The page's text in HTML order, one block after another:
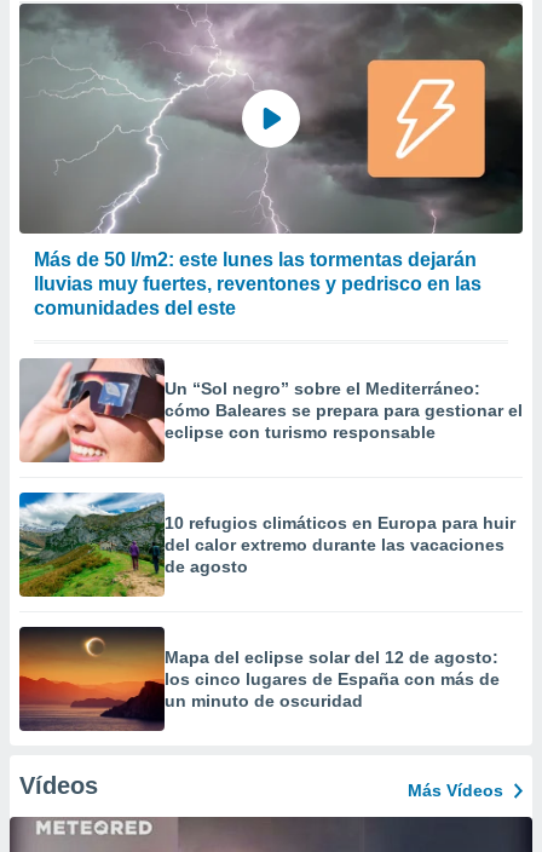
Más de 50 l/m2: este lunes las tormentas dejarán
lluvias muy fuertes, reventones y pedrisco en las
comunidades del este
Un “Sol negro” sobre el Mediterráneo:
cómo Baleares se prepara para gestionar el
eclipse con turismo responsable
10 refugios climáticos en Europa para huir
del calor extremo durante las vacaciones
de agosto
Mapa del eclipse solar del 12 de agosto:
los cinco lugares de España con más de
un minuto de oscuridad
Vídeos Más Vídeos